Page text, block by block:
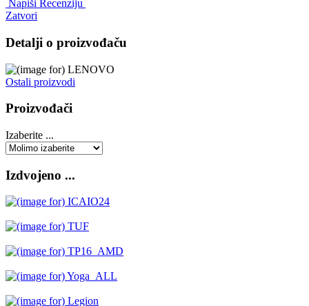
Napiši Recenziju
Zatvori
Detalji o proizvođaču
Ostali proizvodi
Proizvođači
Izaberite ...
Izdvojeno ...